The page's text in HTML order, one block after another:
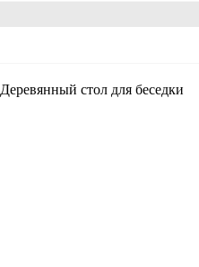
Деревянный стол для беседки